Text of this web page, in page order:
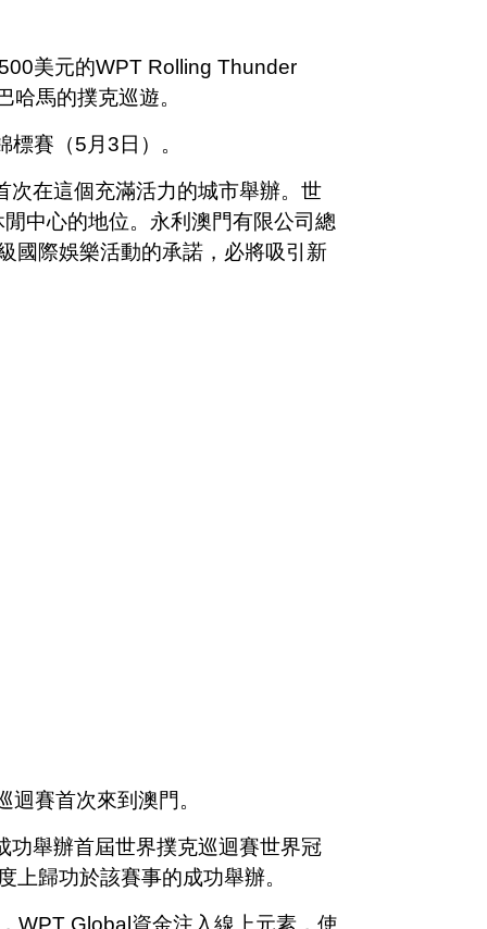
美元的WPT Rolling Thunder
馬的撲克巡遊。
賽（5月3日）。
次在這個充滿活力的城市舉辦。世
中心的地位。永利澳門有限公司總
國際娛樂活動的承諾，必將吸引新
賽首次來到澳門。
舉辦首屆世界撲克巡迴賽世界冠
上歸功於該賽事的成功舉辦。
WPT Global資金注入線上元素，使